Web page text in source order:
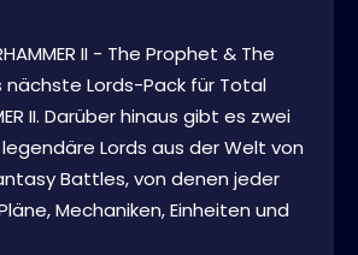
II - The Prophet & The
nächste Lords-Pack für Total
II. Darüber hinaus gibt es zwei
Lords aus der Welt von
Battles, von denen jeder
Mechaniken, Einheiten und